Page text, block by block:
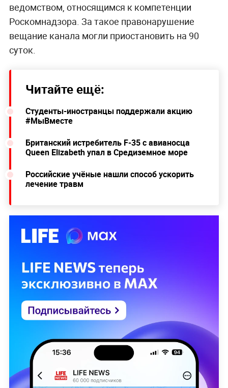
ведомством, относящимся к компетенции
Роскомнадзора. За такое правонарушение
вещание канала могли приостановить на 90
суток.
Читайте ещё:
Студенты-иностранцы поддержали акцию
#МыВместе
Британский истребитель F-35 с авианосца
Queen Elizabeth упал в Средиземное море
Российские учёные нашли способ ускорить
лечение травм